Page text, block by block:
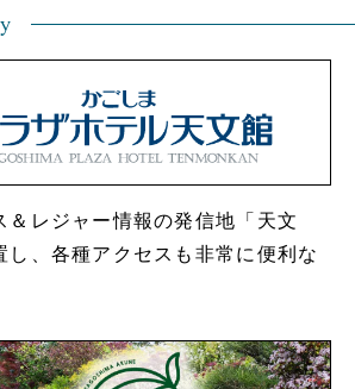
＆レジャー情報の発信地「天文
し、各種アクセスも非常に便利な